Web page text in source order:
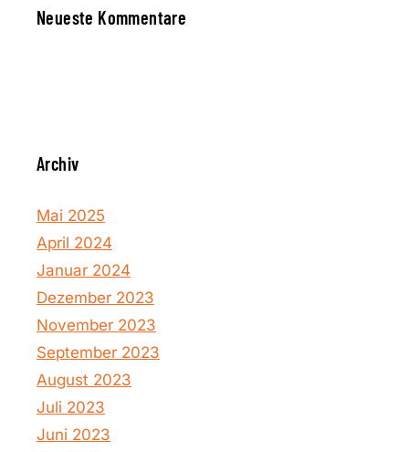
Neueste Kommentare
Archiv
Mai 2025
April 2024
Januar 2024
Dezember 2023
November 2023
September 2023
August 2023
Juli 2023
Juni 2023